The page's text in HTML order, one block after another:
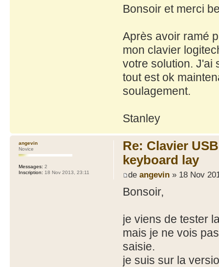
Bonsoir et merci
Après avoir ramé
mon clavier
votre solution. J'ai
tout est ok
soulagement.
Stanley
Re: Clavier
keyboard lay
de angevin» 18 Nov
Bonsoir,
je viens de tester
mais je ne vois
saisie.
je suis sur la
angevin
Novice
Messages: 2
Inscription: 18 Nov 2013, 23:11